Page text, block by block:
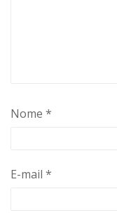
Nome *
E-mail *